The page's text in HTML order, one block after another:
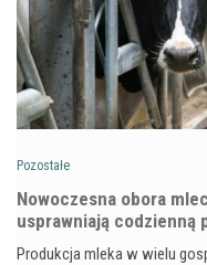
Pozostałe
Nowoczesna obora
usprawniają codzienną
Produkcja mleka w wielu